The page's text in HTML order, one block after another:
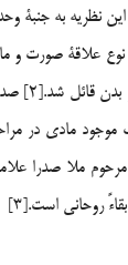
نظريه به
نمود، با
مادي در
ملا صدرا
روحاني است.[3]